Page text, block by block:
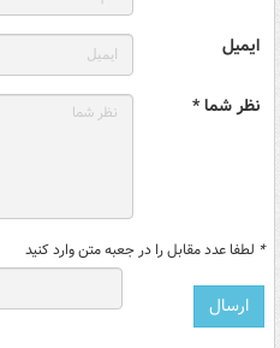
ایمیل
نظر شما *
* لطفا عدد مقابل را در جعبه متن وارد کنید